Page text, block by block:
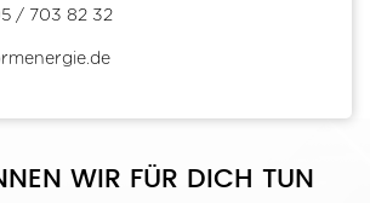
/ 703 82 32
WIR FÜR DICH TUN